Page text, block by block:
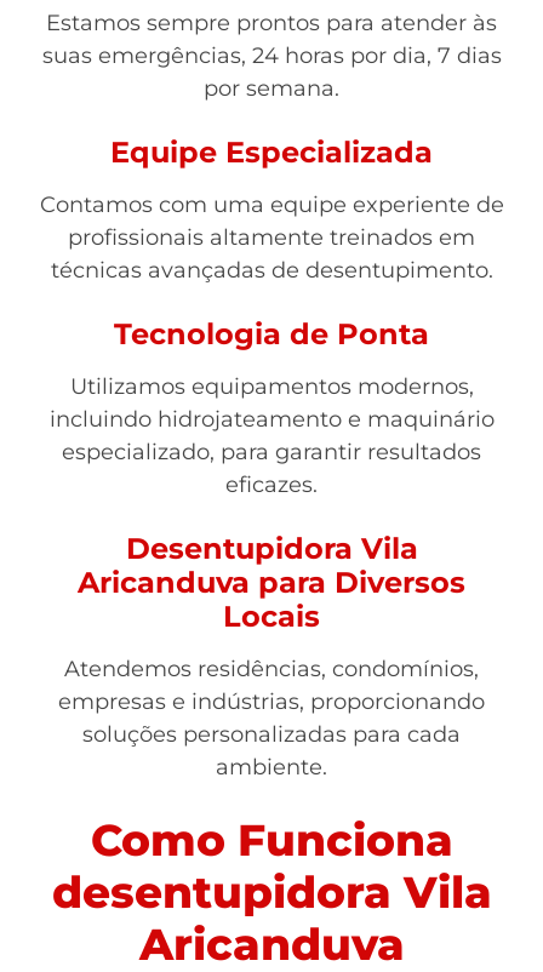
Estamos sempre prontos para atender às
suas emergências, 24 horas por dia, 7 dias
por semana.
Equipe Especializada
Contamos com uma equipe experiente de
profissionais altamente treinados em
técnicas avançadas de desentupimento.
Tecnologia de Ponta
Utilizamos equipamentos modernos,
incluindo hidrojateamento e maquinário
especializado, para garantir resultados
eficazes.
Desentupidora Vila
Aricanduva para Diversos
Locais
Atendemos residências, condomínios,
empresas e indústrias, proporcionando
soluções personalizadas para cada
ambiente.
Como Funciona
desentupidora Vila
Aricanduva